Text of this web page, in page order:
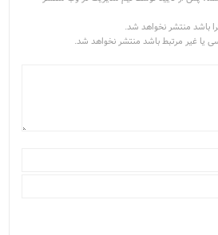
باشد منتشر نخواهد شد.
یا غیر مرتبط باشد منتشر نخواهد شد.